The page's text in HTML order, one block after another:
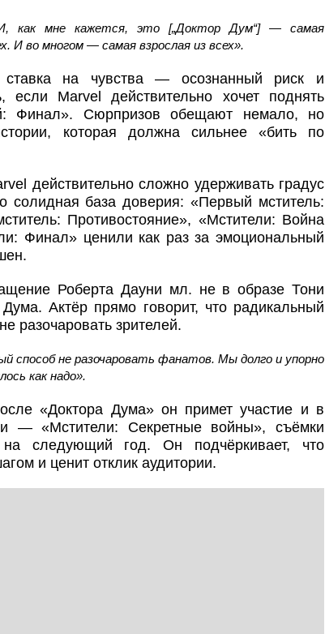
И, как мне кажется, это [„Доктор Дум“] — самая
И во многом — самая взрослая из всех».
ставка на чувства — осознанный риск и
если Marvel действительно хочет поднять
Финал». Сюрпризов обещают немало, но
которая должна сильнее «бить по
действительно сложно удерживать градус
солидная база доверия: «Первый мститель:
Противостояние», «Мстители: Война
Финал» ценили как раз за эмоциональный
Роберта Дауни мл. не в образе Тони
Актёр прямо говорит, что радикальный
разочаровать зрителей.
способ не разочаровать фанатов. Мы долго и упорно
как надо».
«Доктора Дума» он примет участие и в
— «Мстители: Секретные войны», съёмки
на следующий год. Он подчёркивает, что
и ценит отклик аудитории.